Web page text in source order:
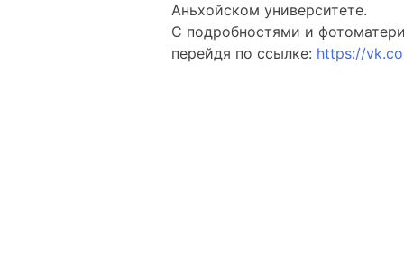
Аньхойском университете.
С подробностями и
перейдя по ссылке: https://